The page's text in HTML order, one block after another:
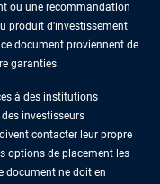
ou une recommandation
produit d'investissement
document proviennent de
garanties.
à des institutions
investisseurs
contacter leur propre
options de placement les
document ne doit en